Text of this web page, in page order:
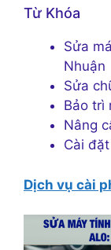
Từ Khóa
Sửa
Nhuận
Sửa
Bảo trì
Nâng
Cài
Dịch vụ cài